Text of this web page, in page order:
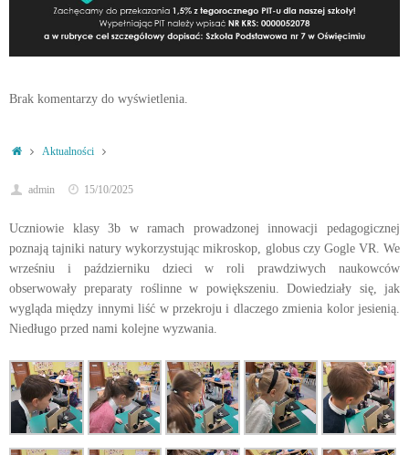
Brak komentarzy do wyświetlenia.
StronaAktualności
admin 15/10/2025
Uczniowie klasy 3b w ramach prowadzonej innowacji pedagogicznej
poznają tajniki natury wykorzystując mikroskop, globus czy Gogle VR. We
wrześniu i październiku dzieci w roli prawdziwych naukowców
obserwowały preparaty roślinne w powiększeniu. Dowiedziały się, jak
wygląda między innymi liść w przekroju i dlaczego zmienia kolor jesienią.
Niedługo przed nami kolejne wyzwania.